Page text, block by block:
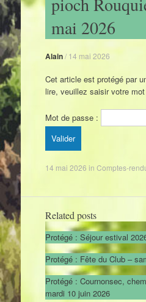
mai 2026
Alain/ 14 mai 2026
Cet article est protégé par
lire, veuillez saisir votre
Mot de passe :
14 mai 2026 in Comptes-
Related posts
Protégé : Séjour estival
Protégé : Fête du Club –
Protégé : Cournonsec,
mardi 10 juin 2026